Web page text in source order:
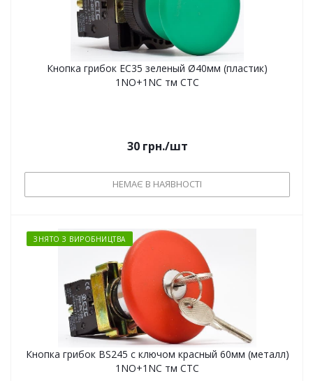
Кнопка грибок EC35 зеленый Ø40мм (пластик)
1NO+1NC тм СТС
30грн./шт
НЕМАЄ В НАЯВНОСТІ
ЗНЯТО З ВИРОБНИЦТВА
Кнопка грибок BS245 с ключом красный 60мм (металл)
1NO+1NC тм СТС